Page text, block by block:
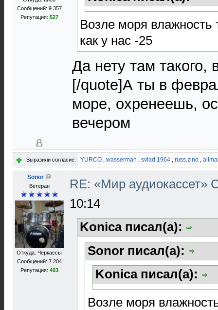
Сообщений: 9 357
Репутация: 527
Возле моря влажность
как у нас -25
Да нету там такого,
[/quote]А ты в
море, охренеешь,
вечером
Выразили согласие: YURCO , wasserman , svlad 1964 , russ.zino ,
Sonor
Ветеран
Откуда: Черкассы
Сообщений: 7 204
Репутация: 403
RE: «Мир аудиокассет»
10:14
Konica писал(а):
Sonor писал(а):
Konica писал(а):
Возле моря